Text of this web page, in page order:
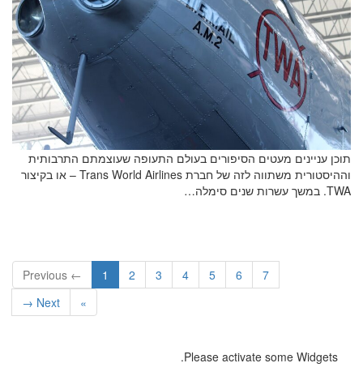
תוכן עניינים מעטים הסיפורים בעולם התעופה שעוצמתם התרבותית
וההיסטורית משתווה לזה של חברת Trans World Airlines – או בקיצור
TWA. במשך עשרות שנים סימלה…
← Previous 1 2 3 4 5 6
7
Next →
»
Please activate some Widgets.